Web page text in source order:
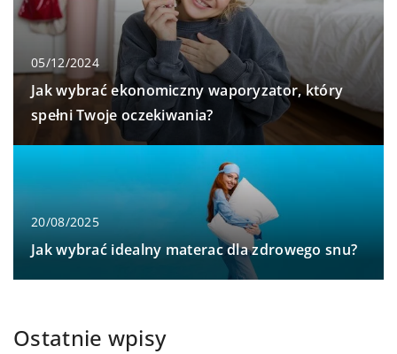
05/12/2024
Jak wybrać ekonomiczny waporyzator, który
spełni Twoje oczekiwania?
20/08/2025
Jak wybrać idealny materac dla zdrowego snu?
Ostatnie wpisy